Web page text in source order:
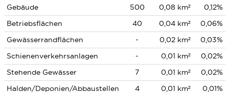
Gebäude 500 0,08 km²
0,12%
Betriebsflächen
40 0,04 km²
0,06%
Gewässerrandflächen
- 0,02 km²
0,03%
Schienenverkehrsanlagen
- 0,01 km²
0,02%
Stehende Gewässer
7 0,01 km²
0,02%
Halden/Deponien/Abbaustellen
4 0,01 km²
0,01%